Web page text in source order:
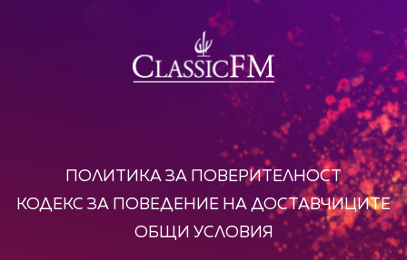
ПОЛИТИКА ЗА ПОВЕРИТЕЛНОСТ
КОДЕКС ЗА ПОВЕДЕНИЕ НА ДОСТАВЧИЦИТЕ
ОБЩИ УСЛОВИЯ